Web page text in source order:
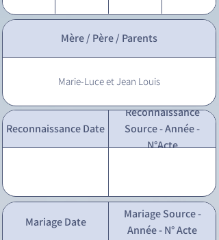
Mère / Père / Parents
Marie-Luce et Jean Louis
Reconnaissance Date
Reconnaissance
Source - Année -
N°Acte
Mariage Date
Mariage Source -
Année - N° Acte